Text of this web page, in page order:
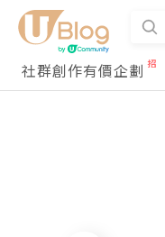
社群創作有價企劃